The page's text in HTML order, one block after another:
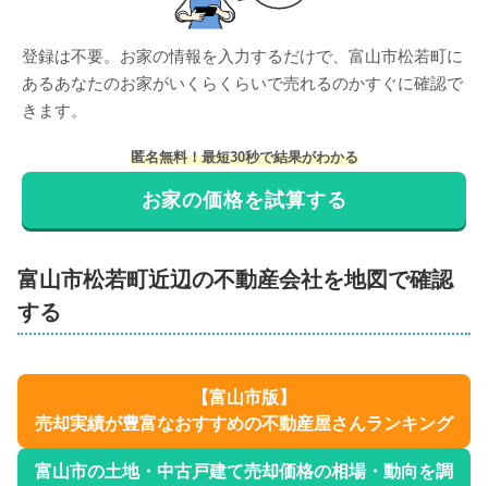
登録は不要。お家の情報を入力するだけで、 富山市松若町に
あるあなたのお家がいくらくらいで売れるのかすぐに確認で
きます。
匿名無料！最短30秒で結果がわかる
お家の価格を試算する
富山市松若町近辺の不動産会社を地図で確認
する
【富山市版】
売却実績が豊富なおすすめの不動産屋さんランキング
富山市の土地・中古戸建て売却価格の相場・動向を調